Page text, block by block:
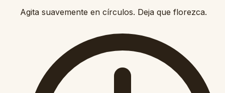
Agita suavemente en círculos. Deja que florezca.